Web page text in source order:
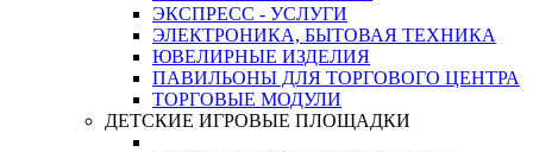
ЭКСПРЕСС - УСЛУГИ
ЭЛЕКТРОНИКА, БЫТОВАЯ ТЕХНИКА
ЮВЕЛИРНЫЕ ИЗДЕЛИЯ
ПАВИЛЬОНЫ ДЛЯ ТОРГОВОГО ЦЕНТРА
ТОРГОВЫЕ МОДУЛИ
ДЕТСКИЕ ИГРОВЫЕ ПЛОЩАДКИ